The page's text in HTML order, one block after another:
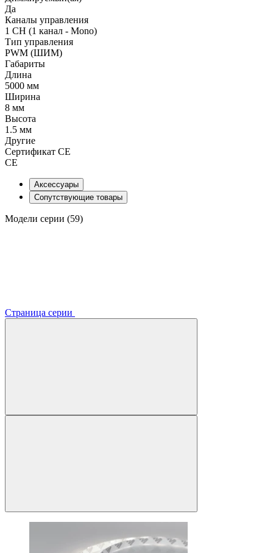
Да
Каналы управления
1 CH (1 канал - Mono)
Тип управления
PWM (ШИМ)
Габариты
Длина
5000 мм
Ширина
8 мм
Высота
1.5 мм
Другие
Сертификат CE
CE
Аксессуары
Сопутствующие товары
Модели серии (59)
Страница серии